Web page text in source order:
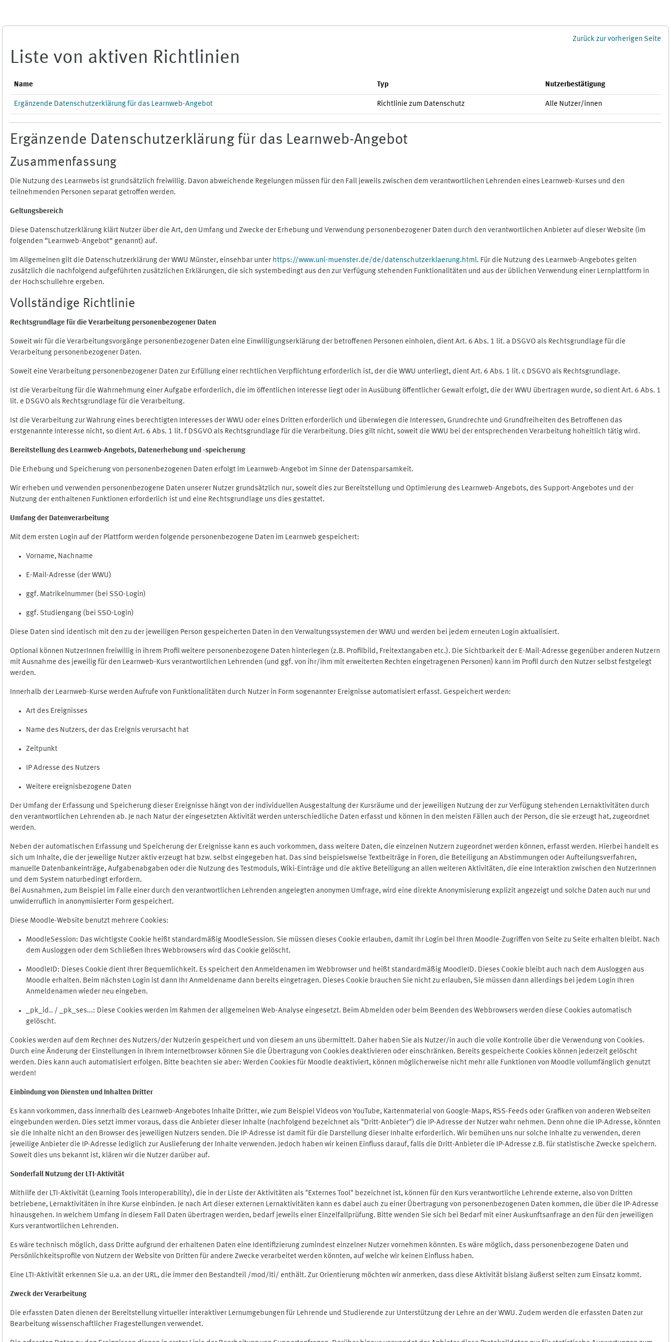
Zurück zur vorherigen Seite
Liste von aktiven Richtlinien
Name Typ Nutzerbestätigung
Ergänzende Datenschutzerklärung für das Learnweb-Angebot Richtlinie zum Datenschutz Alle Nutzer/innen
Ergänzende Datenschutzerklärung für das Learnweb-Angebot
Zusammenfassung
Die Nutzung des Learnwebs ist grundsätzlich freiwillig. Davon abweichende Regelungen müssen für den Fall jeweils zwischen dem verantwortlichen Lehrenden eines Learnweb-Kurses und den
teilnehmenden Personen separat getroffen werden.
Geltungsbereich
Diese Datenschutzerklärung klärt Nutzer über die Art, den Umfang und Zwecke der Erhebung und Verwendung personenbezogener Daten durch den verantwortlichen Anbieter auf dieser Website (im
folgenden “Learnweb-Angebot” genannt) auf.
Im Allgemeinen gilt die Datenschutzerklärung der WWU Münster, einsehbar unter https://www.uni-muenster.de/de/datenschutzerklaerung.html. Für die Nutzung des Learnweb-Angebotes gelten
zusätzlich die nachfolgend aufgeführten zusätzlichen Erklärungen, die sich systembedingt aus den zur Verfügung stehenden Funktionalitäten und aus der üblichen Verwendung einer Lernplattform in
der Hochschullehre ergeben.
Vollständige Richtlinie
Rechtsgrundlage für die Verarbeitung personenbezogener Daten
Soweit wir für die Verarbeitungsvorgänge personenbezogener Daten eine Einwilligungserklärung der betroffenen Personen einholen, dient Art. 6 Abs. 1 lit. a DSGVO als Rechtsgrundlage für die
Verarbeitung personenbezogener Daten.
Soweit eine Verarbeitung personenbezogener Daten zur Erfüllung einer rechtlichen Verpflichtung erforderlich ist, der die WWU unterliegt, dient Art. 6 Abs. 1 lit. c DSGVO als Rechtsgrundlage.
Ist die Verarbeitung für die Wahrnehmung einer Aufgabe erforderlich, die im öffentlichen Interesse liegt oder in Ausübung öffentlicher Gewalt erfolgt, die der WWU übertragen wurde, so dient Art. 6 Abs. 1
lit. e DSGVO als Rechtsgrundlage für die Verarbeitung.
Ist die Verarbeitung zur Wahrung eines berechtigten Interesses der WWU oder eines Dritten erforderlich und überwiegen die Interessen, Grundrechte und Grundfreiheiten des Betroffenen das
erstgenannte Interesse nicht, so dient Art. 6 Abs. 1 lit. f DSGVO als Rechtsgrundlage für die Verarbeitung. Dies gilt nicht, soweit die WWU bei der entsprechenden Verarbeitung hoheitlich tätig wird.
Bereitstellung des Learnweb-Angebots, Datenerhebung und -speicherung
Die Erhebung und Speicherung von personenbezogenen Daten erfolgt im Learnweb-Angebot im Sinne der Datensparsamkeit.
Wir erheben und verwenden personenbezogene Daten unserer Nutzer grundsätzlich nur, soweit dies zur Bereitstellung und Optimierung des Learnweb-Angebots, des Support-Angebotes und der
Nutzung der enthaltenen Funktionen erforderlich ist und eine Rechtsgrundlage uns dies gestattet.
Umfang der Datenverarbeitung
Mit dem ersten Login auf der Plattform werden folgende personenbezogene Daten im Learnweb gespeichert:
Vorname, Nachname
E-Mail-Adresse (der WWU)
ggf. Matrikelnummer (bei SSO-Login)
ggf. Studiengang (bei SSO-Login)
Diese Daten sind identisch mit den zu der jeweiligen Person gespeicherten Daten in den Verwaltungssystemen der WWU und werden bei jedem erneuten Login aktualisiert.
Optional können NutzerInnen freiwillig in ihrem Profil weitere personenbezogene Daten hinterlegen (z.B. Profilbild, Freitextangaben etc.). Die Sichtbarkeit der E-Mail-Adresse gegenüber anderen Nutzern
mit Ausnahme des jeweilig für den Learnweb-Kurs verantwortlichen Lehrenden (und ggf. von ihr/ihm mit erweiterten Rechten eingetragenen Personen) kann im Profil durch den Nutzer selbst festgelegt
werden.
Innerhalb der Learnweb-Kurse werden Aufrufe von Funktionalitäten durch Nutzer in Form sogenannter Ereignisse automatisiert erfasst. Gespeichert werden:
Art des Ereignisses
Name des Nutzers, der das Ereignis verursacht hat
Zeitpunkt
IP Adresse des Nutzers
Weitere ereignisbezogene Daten
Der Umfang der Erfassung und Speicherung dieser Ereignisse hängt von der individuellen Ausgestaltung der Kursräume und der jeweiligen Nutzung der zur Verfügung stehenden Lernaktivitäten durch
den verantwortlichen Lehrenden ab. Je nach Natur der eingesetzten Aktivität werden unterschiedliche Daten erfasst und können in den meisten Fällen auch der Person, die sie erzeugt hat, zugeordnet
werden.
Neben der automatischen Erfassung und Speicherung der Ereignisse kann es auch vorkommen, dass weitere Daten, die einzelnen Nutzern zugeordnet werden können, erfasst werden. Hierbei handelt es
sich um Inhalte, die der jeweilige Nutzer aktiv erzeugt hat bzw. selbst eingegeben hat. Das sind beispielsweise Textbeiträge in Foren, die Beteiligung an Abstimmungen oder Aufteilungsverfahren,
manuelle Datenbankeinträge, Aufgabenabgaben oder die Nutzung des Testmoduls, Wiki-Einträge und die aktive Beteiligung an allen weiteren Aktivitäten, die eine Interaktion zwischen den NutzerInnen
und dem System naturbedingt erfordern.
Bei Ausnahmen, zum Beispiel im Falle einer durch den verantwortlichen Lehrenden angelegten anonymen Umfrage, wird eine direkte Anonymisierung explizit angezeigt und solche Daten auch nur und
unwiderruflich in anonymisierter Form gespeichert.
Diese Moodle-Website benutzt mehrere Cookies:
MoodleSession: Das wichtigste Cookie heißt standardmäßig MoodleSession. Sie müssen dieses Cookie erlauben, damit Ihr Login bei Ihren Moodle-Zugriffen von Seite zu Seite erhalten bleibt. Nach
dem Ausloggen oder dem Schließen Ihres Webbrowsers wird das Cookie gelöscht.
MoodleID: Dieses Cookie dient Ihrer Bequemlichkeit. Es speichert den Anmeldenamen im Webbrowser und heißt standardmäßig MoodleID. Dieses Cookie bleibt auch nach dem Ausloggen aus
Moodle erhalten. Beim nächsten Login ist dann Ihr Anmeldename dann bereits eingetragen. Dieses Cookie brauchen Sie nicht zu erlauben, Sie müssen dann allerdings bei jedem Login Ihren
Anmeldenamen wieder neu eingeben.
_pk_id.. / _pk_ses...: Diese Cookies werden im Rahmen der allgemeinen Web-Analyse eingesetzt. Beim Abmelden oder beim Beenden des Webbrowsers werden diese Cookies automatisch
gelöscht.
Cookies werden auf dem Rechner des Nutzers/der Nutzerin gespeichert und von diesem an uns übermittelt. Daher haben Sie als Nutzer/in auch die volle Kontrolle über die Verwendung von Cookies.
Durch eine Änderung der Einstellungen in Ihrem Internetbrowser können Sie die Übertragung von Cookies deaktivieren oder einschränken. Bereits gespeicherte Cookies können jederzeit gelöscht
werden. Dies kann auch automatisiert erfolgen. Bitte beachten sie aber: Werden Cookies für Moodle deaktiviert, können möglicherweise nicht mehr alle Funktionen von Moodle vollumfänglich genutzt
werden!
Einbindung von Diensten und Inhalten Dritter
Es kann vorkommen, dass innerhalb des Learnweb-Angebotes Inhalte Dritter, wie zum Beispiel Videos von YouTube, Kartenmaterial von Google-Maps, RSS-Feeds oder Grafiken von anderen Webseiten
eingebunden werden. Dies setzt immer voraus, dass die Anbieter dieser Inhalte (nachfolgend bezeichnet als "Dritt-Anbieter") die IP-Adresse der Nutzer wahr nehmen. Denn ohne die IP-Adresse, könnten
sie die Inhalte nicht an den Browser des jeweiligen Nutzers senden. Die IP-Adresse ist damit für die Darstellung dieser Inhalte erforderlich. Wir bemühen uns nur solche Inhalte zu verwenden, deren
jeweilige Anbieter die IP-Adresse lediglich zur Auslieferung der Inhalte verwenden. Jedoch haben wir keinen Einfluss darauf, falls die Dritt-Anbieter die IP-Adresse z.B. für statistische Zwecke speichern.
Soweit dies uns bekannt ist, klären wir die Nutzer darüber auf.
Sonderfall Nutzung der LTI-Aktivität
Mithilfe der LTI-Aktivität (Learning Tools Interoperability), die in der Liste der Aktivitäten als "Externes Tool" bezeichnet ist, können für den Kurs verantwortliche Lehrende externe, also von Dritten
betriebene, Lernaktivitäten in ihre Kurse einbinden. Je nach Art dieser externen Lernaktivitäten kann es dabei auch zu einer Übertragung von personenbezogenen Daten kommen, die über die IP-Adresse
hinausgehen. In welchem Umfang in diesem Fall Daten übertragen werden, bedarf jeweils einer Einzelfallprüfung. Bitte wenden Sie sich bei Bedarf mit einer Auskunftsanfrage an den für den jeweiligen
Kurs verantwortlichen Lehrenden.
Es wäre technisch möglich, dass Dritte aufgrund der erhaltenen Daten eine Identifizierung zumindest einzelner Nutzer vornehmen könnten. Es wäre möglich, dass personenbezogene Daten und
Persönlichkeitsprofile von Nutzern der Website von Dritten für andere Zwecke verarbeitet werden könnten, auf welche wir keinen Einfluss haben.
Eine LTI-Aktivität erkennen Sie u.a. an der URL, die immer den Bestandteil /mod/lti/ enthält. Zur Orientierung möchten wir anmerken, dass diese Aktivität bislang äußerst selten zum Einsatz kommt.
Zweck der Verarbeitung
Die erfassten Daten dienen der Bereitstellung virtueller interaktiver Lernumgebungen für Lehrende und Studierende zur Unterstützung der Lehre an der WWU. Zudem werden die erfassten Daten zur
Bearbeitung wissenschaftlicher Fragestellungen verwendet.